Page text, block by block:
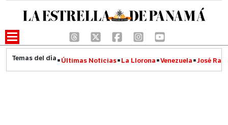
Últimas Noticias La Llorona Venezuela José